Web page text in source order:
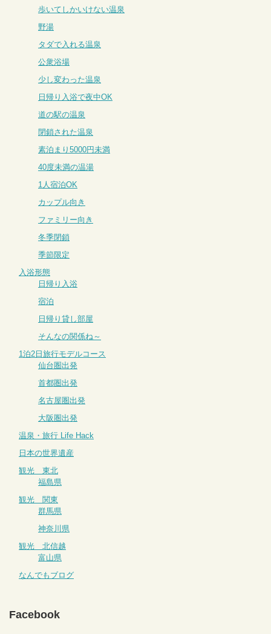
歩いてしかいけない温泉
野湯
タダで入れる温泉
公衆浴場
少し変わった温泉
日帰り入浴で夜中OK
道の駅の温泉
閉鎖された温泉
素泊まり5000円未満
40度未満の温湯
1人宿泊OK
カップル向き
ファミリー向き
冬季閉鎖
季節限定
入浴形態
日帰り入浴
宿泊
日帰り貸し部屋
そんなの関係ね～
1泊2日旅行モデルコース
仙台圏出発
首都圏出発
名古屋圏出発
大阪圏出発
温泉・旅行 Life Hack
日本の世界遺産
観光 東北
福島県
観光 関東
群馬県
神奈川県
観光 北信越
富山県
なんでもブログ
Facebook